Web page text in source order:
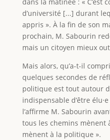
d’université [...] durant
appris ». À la fin de son
prochain, M. Sabourin
mais un citoyen mieux
Mais alors, qu’a-t-il
quelques secondes de
politique est tout autour
indispensable d’être
l’affirme M. Sabourin
tous les chemins mènent
mènent à la politique ».